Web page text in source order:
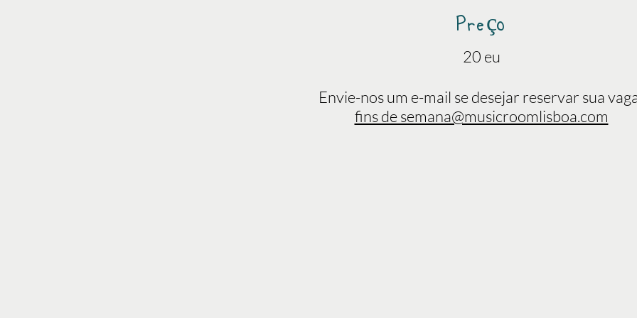
Preço
20 eu
Envie-nos um e-mail se desejar reservar sua
fins de semana@musicroomlisboa.com